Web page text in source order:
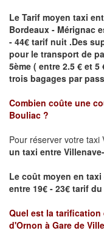
Le Tarif moyen taxi
Bordeaux - Mérignac
- 44€ tarif nuit .Des
pour le transport de
5ème ( entre 2.5 € et
trois bagages par
Combien coûte une
Bouliac ?
Pour réserver votre taxi
un taxi entre
Le coût moyen en
entre 19€ - 23€ tarif
Quel est la
d'Ornon à Gare de